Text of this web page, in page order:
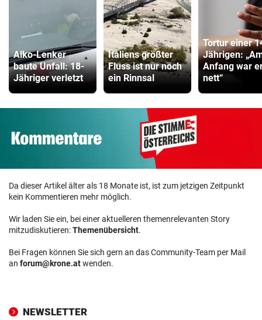
Alko-Lenker
baute Unfall: 18-
Jähriger verletzt
Italiens größter
Fluss ist nur noch
ein Rinnsal
Tortur einer
Jährigen:
Anfang war
nett“
Da dieser Artikel älter als 18 Monate ist, ist zum jetzigen Zeitpunkt
kein Kommentieren mehr möglich.
Wir laden Sie ein, bei einer aktuelleren themenrelevanten Story
mitzudiskutieren:Themenübersicht.
Bei Fragen können Sie sich gern an das Community-Team per Mail
an forum@krone.atwenden.
NEWSLETTER